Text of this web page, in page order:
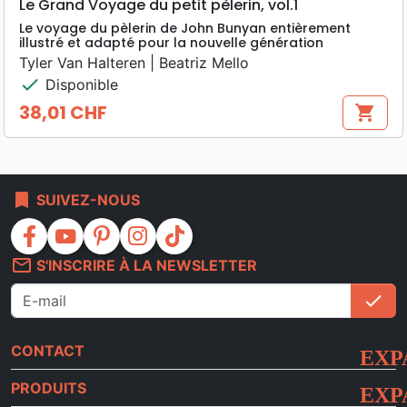
Le Grand Voyage du petit pèlerin, vol.1
Le voyage du pèlerin de John Bunyan entièrement
illustré et adapté pour la nouvelle génération
Tyler Van Halteren | Beatriz Mello
check Disponible
Prix
38,01 CHF shopping_cart
bookmark SUIVEZ-NOUS
facebook youtube pinterest instagram
tiktok
mail_outline S'INSCRIRE À LA NEWSLETTER
check
CONTACT
PRODUITS